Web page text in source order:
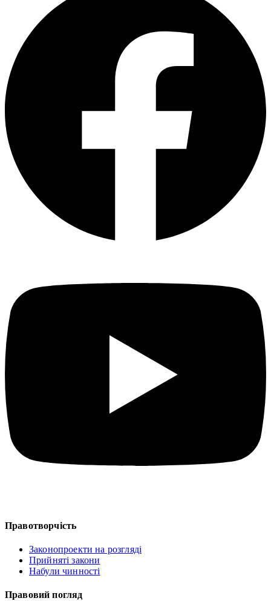
Правотворчість
Законопроекти на розгляді
Прийняті закони
Набули чинності
Правовий погляд